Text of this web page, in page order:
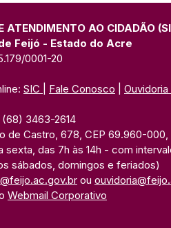
ATENDIMENTO AO CIDADÃO
Feijó - Estado do Acre
0001-20
SIC Fale Conosco Ouvidoria
(68) 3463-2614
de Castro, 678, CEP 69.960-
sexta, das 7h às 14h - com
sábados, domingos e feriados)
ou
Webmail Corporativo